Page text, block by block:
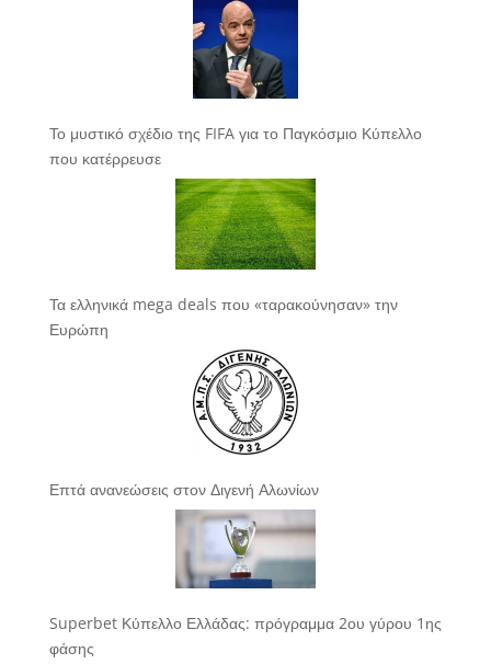
Το μυστικό σχέδιο της FIFA για το Παγκόσμιο Κύπελλο
που κατέρρευσε
Τα ελληνικά mega deals που «ταρακούνησαν» την
Ευρώπη
Επτά ανανεώσεις στον Διγενή Αλωνίων
Superbet Κύπελλο Ελλάδας: πρόγραμμα 2ου γύρου 1ης
φάσης